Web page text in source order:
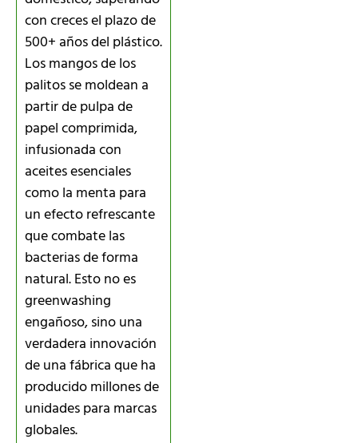
con creces el plazo de
500+ años del plástico.
Los mangos de los
palitos se moldean a
partir de pulpa de
papel comprimida,
infusionada con
aceites esenciales
como la menta para
un efecto refrescante
que combate las
bacterias de forma
natural. Esto no es
greenwashing
engañoso, sino una
verdadera innovación
de una fábrica que ha
producido millones de
unidades para marcas
globales.